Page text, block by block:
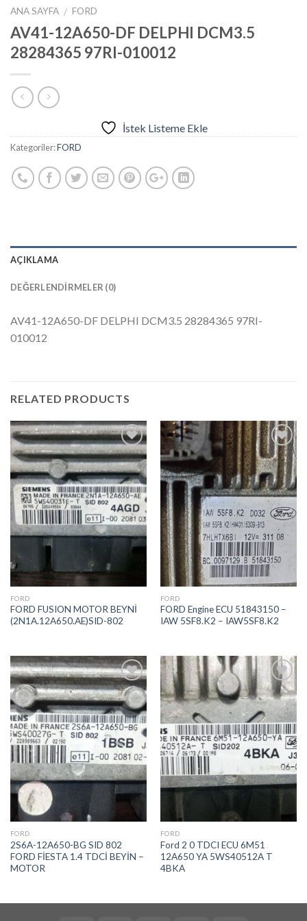
ANA SAYFA / FORD
AV41-12A650-DF DELPHI DCM3.5
28284365 97RI-010012
İstek Listeme Ekle
Kategoriler:FORD
AÇIKLAMA
DEĞERLENDIRMELER (0)
AV41-12A650-DF DELPHI DCM3.5 28284365 97RI-
010012
RELATED PRODUCTS
İstek
Listeme
Ekle
FORD
FORD FUSION MOTOR BEYNİ
(2N1A.12A650.AE)SID-802
İstek
Listeme
Ekle
FORD
FORD Engine ECU 51843150 –
IAW 5SF8.K2 – IAW5SF8.K2
İstek
Listeme
Ekle
FORD
2S6A-12A650-BG SID 802
FORD FİESTA 1.4 TDCİ BEYİN –
MOTOR
İstek
Listeme
Ekle
FORD
Ford 2 0 TDCI ECU 6M51
12A650 YA 5WS40512A T
4BKA